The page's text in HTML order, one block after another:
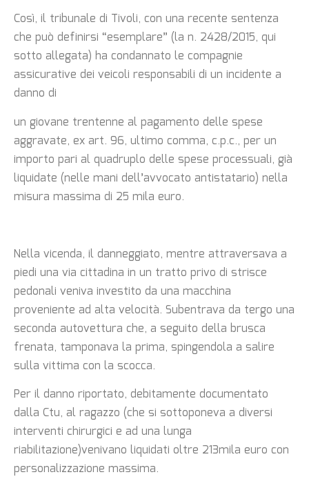
Così, il tribunale di Tivoli, con una recente sentenza
che può definirsi “esemplare” (la n. 2428/2015, qui
sotto allegata) ha condannato le compagnie
assicurative dei veicoli responsabili di un incidente a
danno di
un giovane trentenne al pagamento delle spese
aggravate, ex art. 96, ultimo comma, c.p.c., per un
importo pari al quadruplo delle spese processuali, già
liquidate (nelle mani dell’avvocato antistatario) nella
misura massima di 25 mila euro.
Nella vicenda, il danneggiato, mentre attraversava a
piedi una via cittadina in un tratto privo di strisce
pedonali veniva investito da una macchina
proveniente ad alta velocità. Subentrava da tergo una
seconda autovettura che, a seguito della brusca
frenata, tamponava la prima, spingendola a salire
sulla vittima con la scocca.
Per il danno riportato, debitamente documentato
dalla Ctu, al ragazzo (che si sottoponeva a diversi
interventi chirurgici e ad una lunga
riabilitazione)venivano liquidati oltre 213mila euro con
personalizzazione massima.